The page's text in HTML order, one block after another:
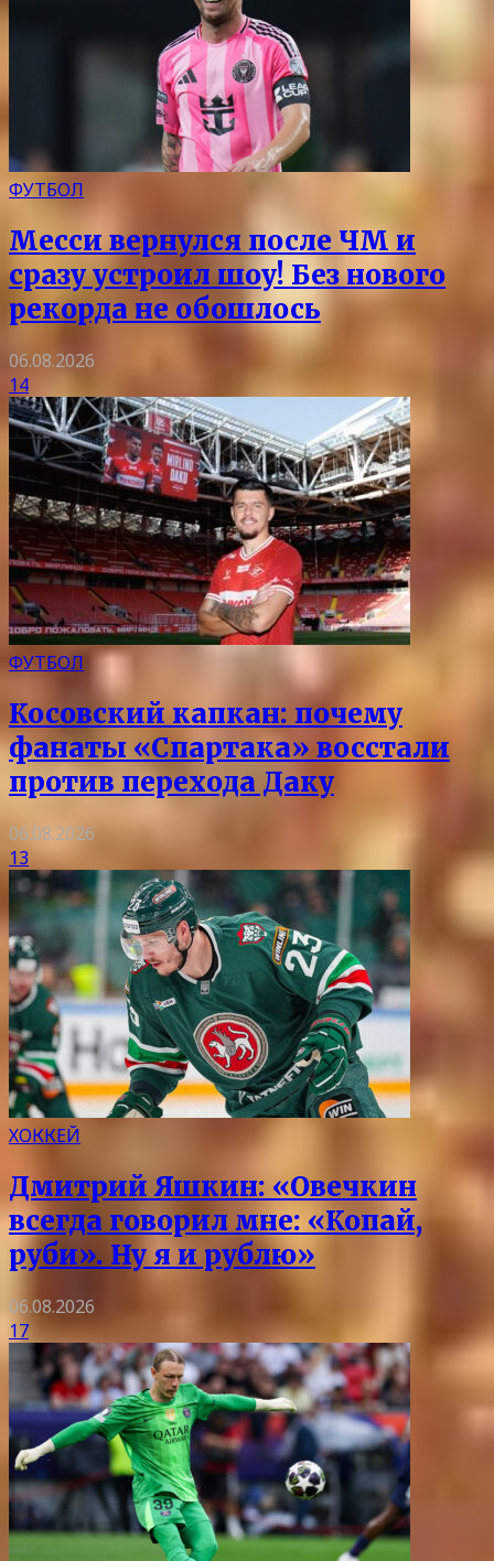
ФУТБОЛ
Месси вернулся после ЧМ и
сразу устроил шоу! Без нового
рекорда не обошлось
06.08.2026
14
ФУТБОЛ
Косовский капкан: почему
фанаты «Спартака» восстали
против перехода Даку
06.08.2026
13
ХОККЕЙ
Дмитрий Яшкин: «Овечкин
всегда говорил мне: «Копай,
руби». Ну я и рублю»
06.08.2026
17